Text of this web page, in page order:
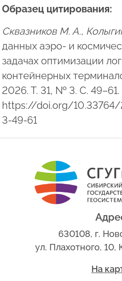
Образец цитирования:
Сквазников М. А.,
данных аэро- и
задачах оптимизации
контейнерных
2026. Т. 31, № 3. С. 49–61.
https://doi.org/10.33764/
3-49-61
630108, г.
ул. Плахотного,
На